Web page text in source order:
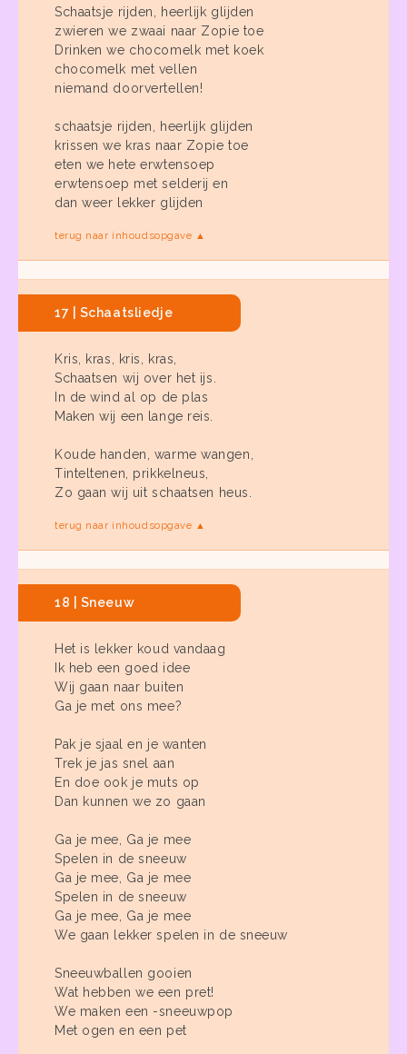
Schaatsje rijden, heerlijk glijden
zwieren we zwaai naar Zopie toe
Drinken we chocomelk met koek
chocomelk met vellen
niemand doorvertellen!
schaatsje rijden, heerlijk glijden
krissen we kras naar Zopie toe
eten we hete erwtensoep
erwtensoep met selderij en
dan weer lekker glijden
terug naar inhoudsopgave ▲
17 | Schaatsliedje
Kris, kras, kris, kras,
Schaatsen wij over het ijs.
In de wind al op de plas
Maken wij een lange reis.
Koude handen, warme wangen,
Tinteltenen, prikkelneus,
Zo gaan wij uit schaatsen heus.
terug naar inhoudsopgave ▲
18 | Sneeuw
Het is lekker koud vandaag
Ik heb een goed idee
Wij gaan naar buiten
Ga je met ons mee?
Pak je sjaal en je wanten
Trek je jas snel aan
En doe ook je muts op
Dan kunnen we zo gaan
Ga je mee, Ga je mee
Spelen in de sneeuw
Ga je mee, Ga je mee
Spelen in de sneeuw
Ga je mee, Ga je mee
We gaan lekker spelen in de sneeuw
Sneeuwballen gooien
Wat hebben we een pret!
We maken een -sneeuwpop
Met ogen en een pet